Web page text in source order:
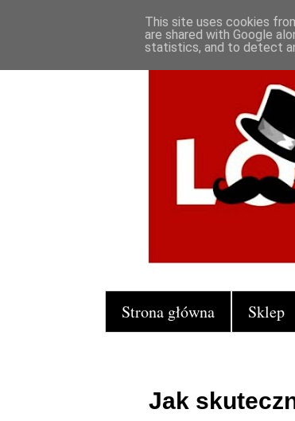
Strona główna Sklep
Jak
This site uses cookies
are shared with Google
statistics, and to detect